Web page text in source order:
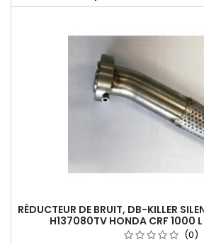
RÉDUCTEUR DE BRUIT, DB-KILLER
H137080TV HONDA CRF 1000
(0)